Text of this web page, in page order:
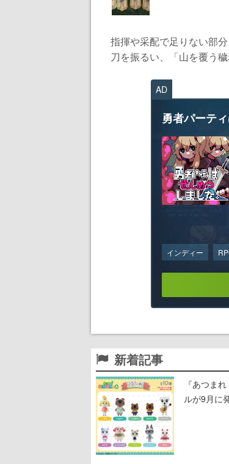
指揮や采配で足りない部
刀を振るい、「山を覆う
AD
勇者パーテ
インディー
新着記事
『あつま
ルが9月に